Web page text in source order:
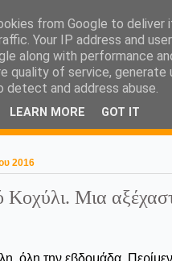
without
biscuit!
2016
Μια
όλη την εβδομάδα.
from Google to deliver
Your IP address and
along with performance
quality of service, generate
and address abuse.
LEARN MORE GOT IT